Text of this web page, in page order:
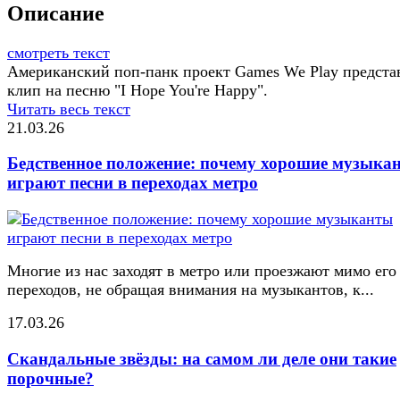
Описание
смотреть текст
Американский поп-панк проект Games We Play
клип на песню "I Hope You're Happy".
Читать весь текст
21.03.26
Бедственное положение: почему хорошие
играют песни в переходах метро
Многие из нас заходят в метро или проезжают мимо его
переходов, не обращая внимания на музыкантов, к...
17.03.26
Скандальные звёзды: на самом ли деле они такие
порочные?